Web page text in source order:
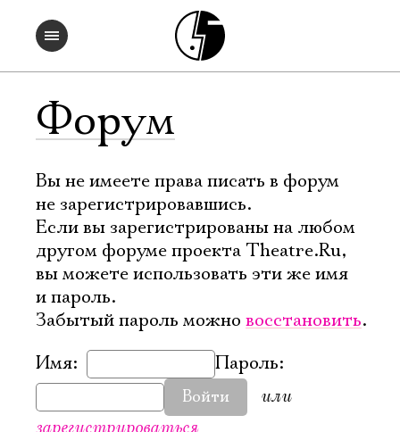
Форум
Вы не имеете права писать в форум
не зарегистрировавшись.
Если вы зарегистрированы на любом
другом форуме проекта Theatre.Ru,
вы можете использовать эти же имя
и пароль.
Забытый пароль можно восстановить.
Имя:
Пароль:
Войти
или
зарегистрироваться